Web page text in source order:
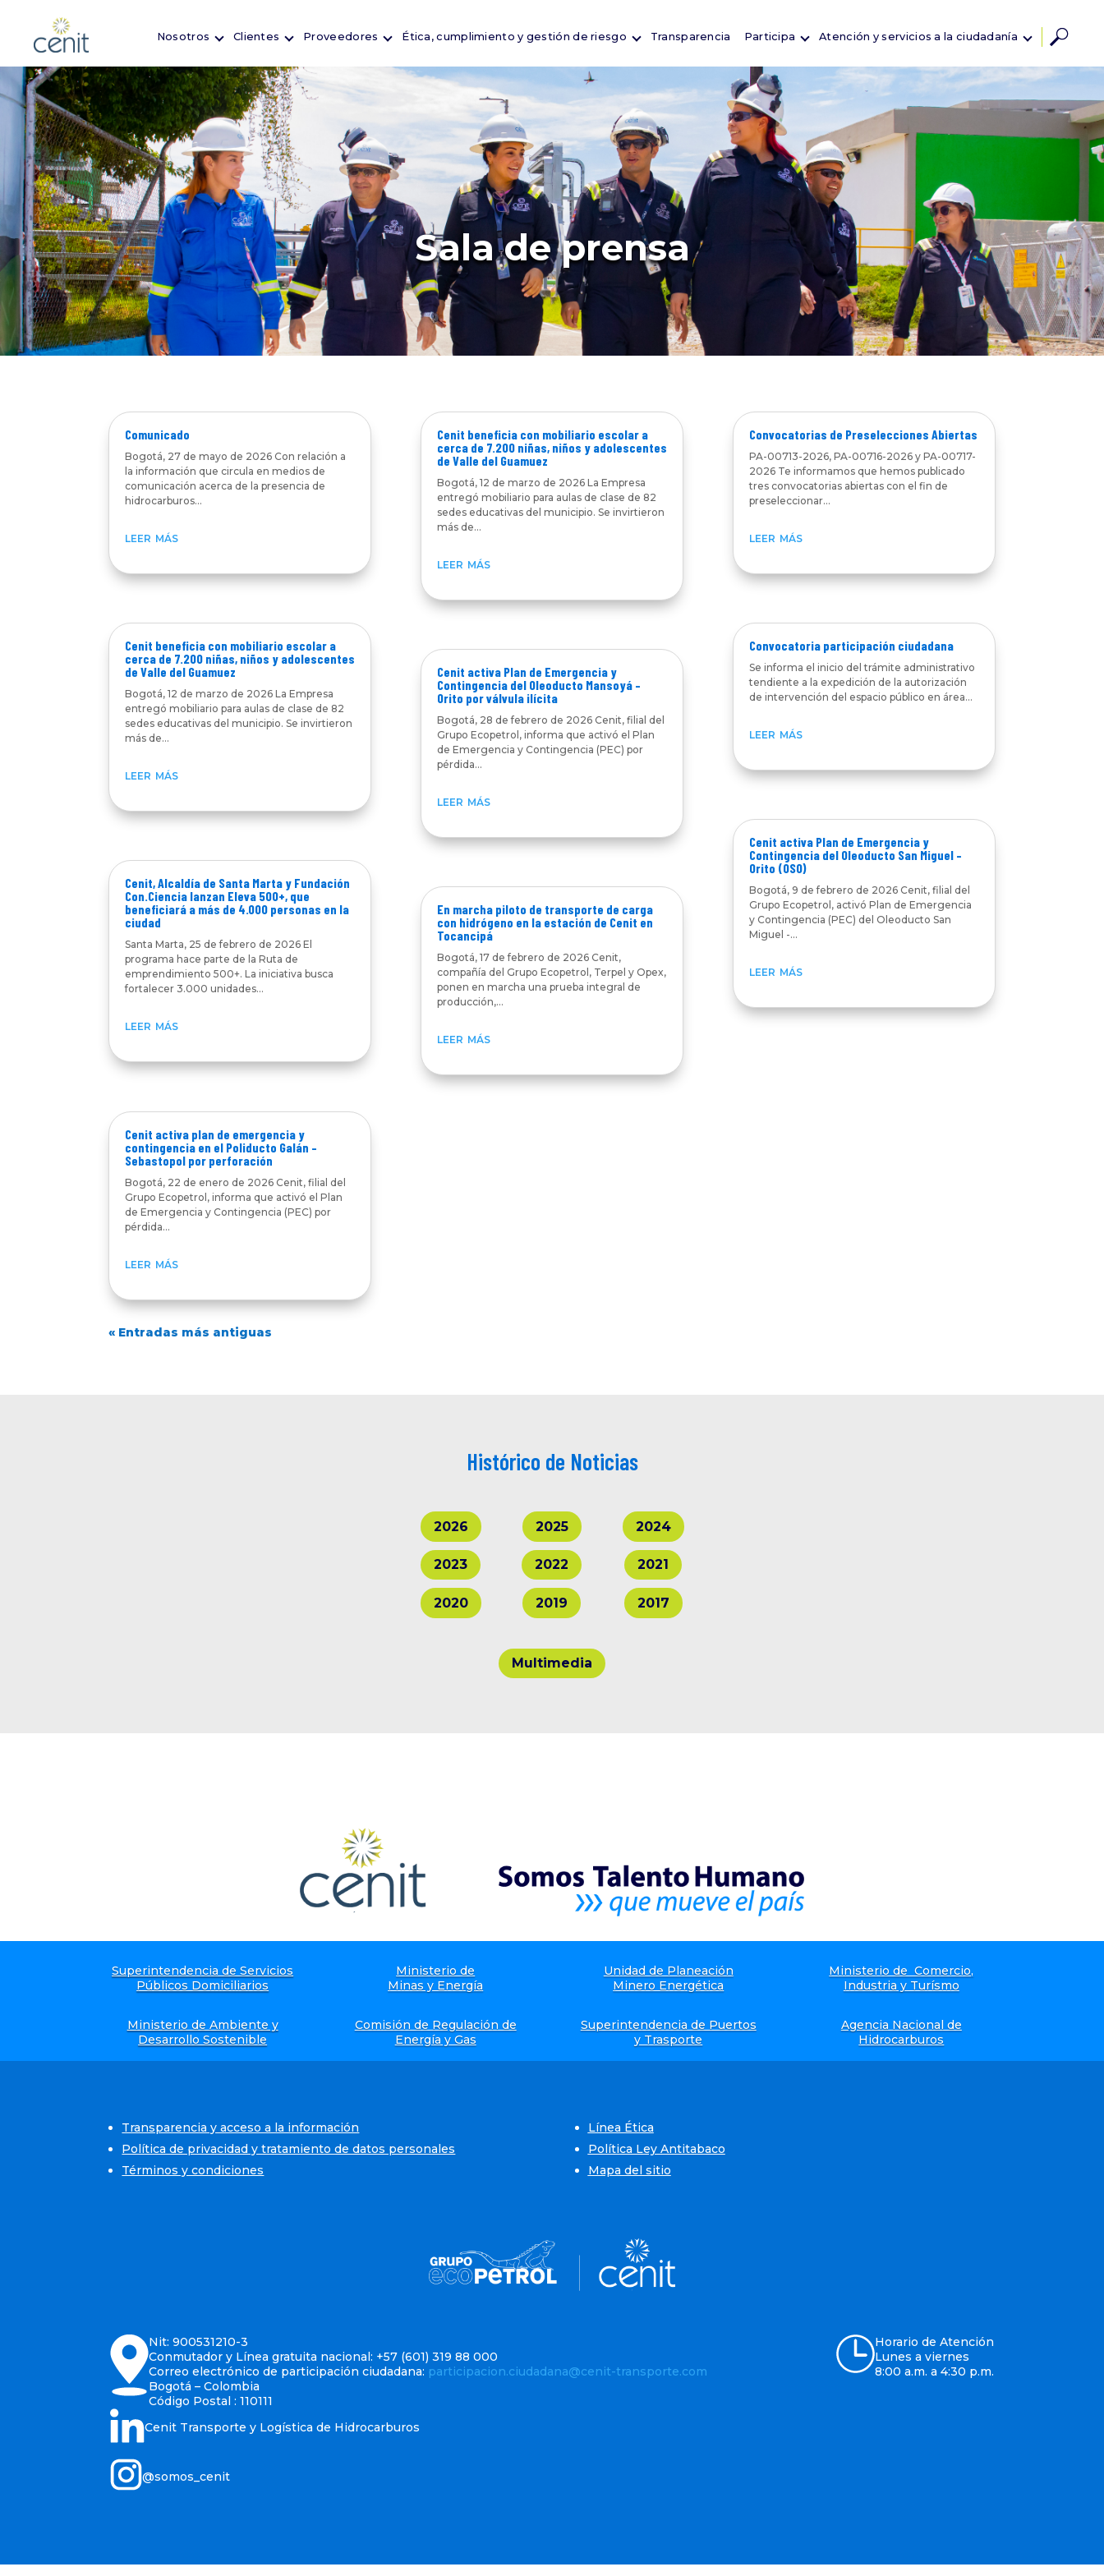
Nosotros Clientes Proveedores Ética, cumplimiento y gestión de riesgo Transparencia Participa Atención y servicios a la ciudadanía
Sala de prensa
Comunicado
Bogotá, 27 de mayo de 2026 Con relación a
la información que circula en medios de
comunicación acerca de la presencia de
hidrocarburos...
leer más
Cenit beneficia con mobiliario escolar a
cerca de 7.200 niñas, niños y adolescentes
de Valle del Guamuez
Bogotá, 12 de marzo de 2026 La Empresa
entregó mobiliario para aulas de clase de 82
sedes educativas del municipio. Se invirtieron
más de...
leer más
Cenit, Alcaldía de Santa Marta y Fundación
Con.Ciencia lanzan Eleva 500+, que
beneficiará a más de 4.000 personas en la
ciudad
Santa Marta, 25 de febrero de 2026 El
programa hace parte de la Ruta de
emprendimiento 500+. La iniciativa busca
fortalecer 3.000 unidades...
leer más
Cenit activa plan de emergencia y
contingencia en el Poliducto Galán –
Sebastopol por perforación
Bogotá, 22 de enero de 2026 Cenit, filial del
Grupo Ecopetrol, informa que activó el Plan
de Emergencia y Contingencia (PEC) por
pérdida...
leer más
Cenit beneficia con mobiliario escolar a
cerca de 7.200 niñas, niños y adolescentes
de Valle del Guamuez
Bogotá, 12 de marzo de 2026 La Empresa
entregó mobiliario para aulas de clase de 82
sedes educativas del municipio. Se invirtieron
más de...
leer más
Cenit activa Plan de Emergencia y
Contingencia del Oleoducto Mansoyá –
Orito por válvula ilícita
Bogotá, 28 de febrero de 2026 Cenit, filial del
Grupo Ecopetrol, informa que activó el Plan
de Emergencia y Contingencia (PEC) por
pérdida...
leer más
En marcha piloto de transporte de carga
con hidrógeno en la estación de Cenit en
Tocancipá
Bogotá, 17 de febrero de 2026 Cenit,
compañía del Grupo Ecopetrol, Terpel y Opex,
ponen en marcha una prueba integral de
producción,...
leer más
Convocatorias de Preselecciones Abiertas
PA-00713-2026, PA-00716-2026 y PA-00717-
2026 Te informamos que hemos publicado
tres convocatorias abiertas con el fin de
preseleccionar...
leer más
Convocatoria participación ciudadana
Se informa el inicio del trámite administrativo
tendiente a la expedición de la autorización
de intervención del espacio público en área...
leer más
Cenit activa Plan de Emergencia y
Contingencia del Oleoducto San Miguel –
Orito (OSO)
Bogotá, 9 de febrero de 2026 Cenit, filial del
Grupo Ecopetrol, activó Plan de Emergencia
y Contingencia (PEC) del Oleoducto San
Miguel -...
leer más
« Entradas más antiguas
Histórico de Noticias
2026 2025 2024
2023 2022 2021
2020 2019 2017
Multimedia
Superintendencia de Servicios
Públicos Domiciliarios
Ministerio de
Minas y Energía
Unidad de Planeación
Minero Energética
Ministerio de Comercio,
Industria y Turísmo
Ministerio de Ambiente y
Desarrollo Sostenible
Comisión de Regulación de
Energía y Gas
Superintendencia de Puertos
y Trasporte
Agencia Nacional de
Hidrocarburos
Transparencia y acceso a la información
Política de privacidad y tratamiento de datos personales
Términos y condiciones
Línea Ética
Política Ley Antitabaco
Mapa del sitio
Nit: 900531210-3
Conmutador y Línea gratuita nacional: +57 (601) 319 88 000
Correo electrónico de participación ciudadana: participacion.ciudadana@cenit-transporte.com
Bogotá – Colombia
Código Postal : 110111
Horario de Atención
Lunes a viernes
8:00 a.m. a 4:30 p.m.
Cenit Transporte y Logística de Hidrocarburos
@somos_cenit